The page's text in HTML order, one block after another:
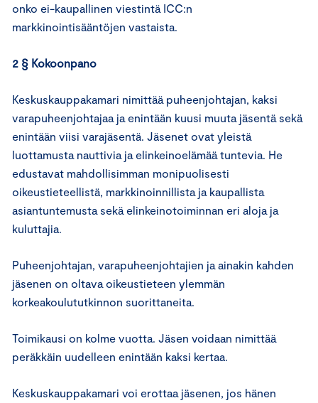
onko ei-kaupallinen viestintä ICC:n
markkinointisääntöjen vastaista.
2 § Kokoonpano
Keskuskauppakamari nimittää puheenjohtajan, kaksi
varapuheenjohtajaa ja enintään kuusi muuta jäsentä sekä
enintään viisi varajäsentä. Jäsenet ovat yleistä
luottamusta nauttivia ja elinkeinoelämää tuntevia. He
edustavat mahdollisimman monipuolisesti
oikeustieteellistä, markkinoinnillista ja kaupallista
asiantuntemusta sekä elinkeinotoiminnan eri aloja ja
kuluttajia.
Puheenjohtajan, varapuheenjohtajien ja ainakin kahden
jäsenen on oltava oikeustieteen ylemmän
korkeakoulututkinnon suorittaneita.
Toimikausi on kolme vuotta. Jäsen voidaan nimittää
peräkkäin uudelleen enintään kaksi kertaa.
Keskuskauppakamari voi erottaa jäsenen, jos hänen